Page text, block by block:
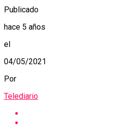
Publicado
hace 5 años
el
04/05/2021
Por
Telediario